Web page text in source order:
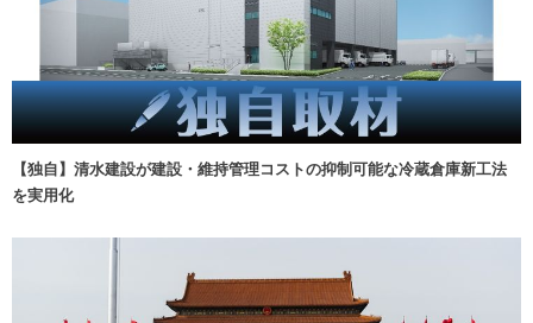
【独自】清水建設が建設・維持管理コストの抑制可能な冷蔵倉庫新工法
を実用化